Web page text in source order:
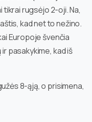
tikrai rugsėjo 2-oji. Na,
kad net to nežino.
Europoje švenčia
pasakykime, kad iš
8-ąją, o prisimena,